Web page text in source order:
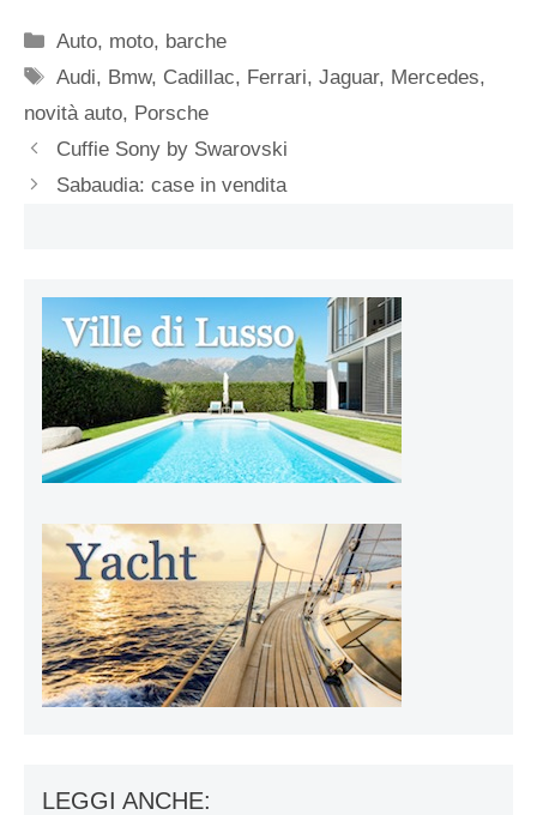
Categorie
Auto, moto, barche
Tag
Audi, Bmw, Cadillac, Ferrari,Jaguar, Mercedes,
novità auto, Porsche
Cuffie Sony by Swarovski
Sabaudia: case in vendita
LEGGI ANCHE: